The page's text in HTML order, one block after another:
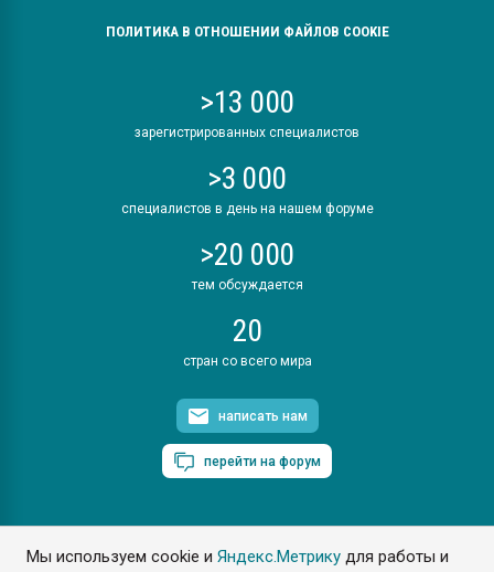
Мы используем cookie иЯндекс.Метрику для работы и
ПОЛИТИКА В ОТНОШЕНИИ ФАЙЛОВ COOKIE
>13 000
зарегистрированных специалистов
>3 000
специалистов в день на нашем форуме
>20 000
тем обсуждается
20
стран со всего мира
написать нам
перейти на форум
ПластЭксперт © 2006. Все права защищены